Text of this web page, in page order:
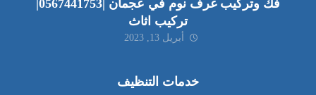
فك وتركيب غرف نوم في عجمان |0567441753|
تركيب اثاث
أبريل 13, 2023
خدمات التنظيف